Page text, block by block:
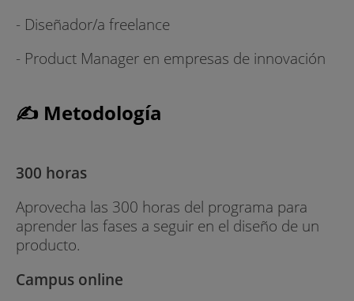
- Diseñador/a freelance
- Product Manager en empresas de innovación
✍ Metodología
300 horas
Aprovecha las 300 horas del programa para
aprender las fases a seguir en el diseño de un
producto.
Campus online